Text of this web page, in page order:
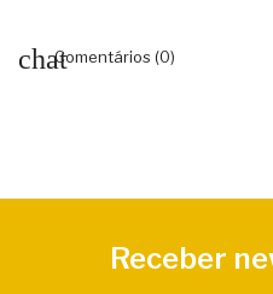
Comentários (0)
Receber